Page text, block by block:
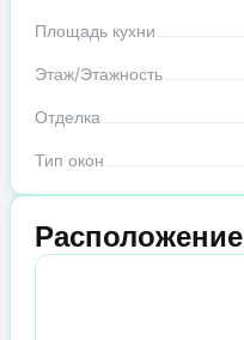
Площадь кухни
Этаж/Этажность
Отделка
Тип окон
Расположение